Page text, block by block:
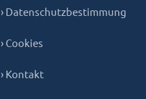
› Datenschutzbestimmung
› Cookies
› Kontakt